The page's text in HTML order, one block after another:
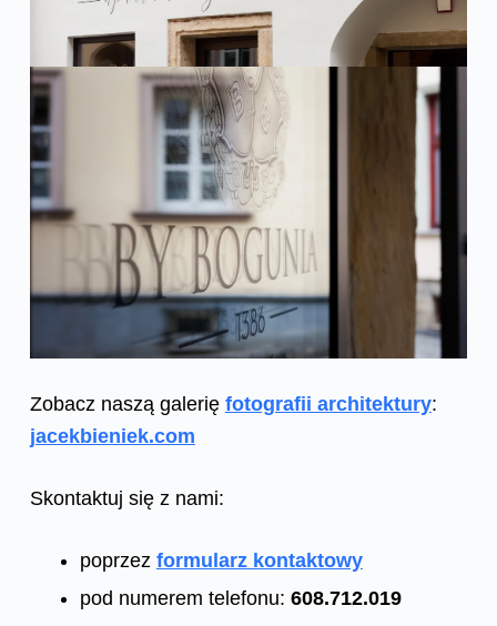
Zobacz naszą galerię fotografii architektury:
jacekbieniek.com
Skontaktuj się z nami:
poprzez formularz kontaktowy
pod numerem telefonu: 608.712.019